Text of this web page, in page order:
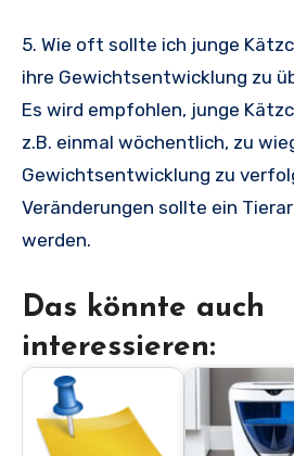
5. Wie oft sollte ich junge
ihre Gewichtsentwicklung zu
Es wird empfohlen, junge
z.B. einmal wöchentlich, zu
Gewichtsentwicklung zu
Veränderungen sollte ein
werden.
Das könnte auch
interessieren: